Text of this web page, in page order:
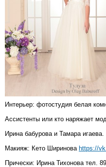
Интерьер: фотостудия белая
Ассистенты или кто наряжает
Ирина бабурова и Тамара игаева.
Макияж: Кето Ширинова https://
Прически: Ирина Тихонова тел.